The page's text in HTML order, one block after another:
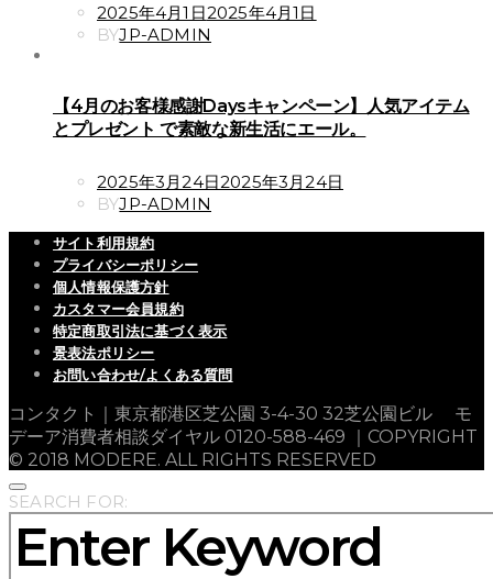
POSTED
ON
2025年4月1日2025年4月1日
BYJP-ADMIN
【4月のお客様感謝Daysキャンペーン】人気アイテム
とプレゼント で素敵な新生活にエール。
POSTED
ON
2025年3月24日2025年3月24日
BYJP-ADMIN
サイト利用規約
プライバシーポリシー
個人情報保護方針
カスタマー会員規約
特定商取引法に基づく表示
景表法ポリシー
お問い合わせ/よくある質問
コンタクト｜東京都港区芝公園 3-4-30 32芝公園ビル モ
デーア消費者相談ダイヤル 0120-588-469 ｜COPYRIGHT
© 2018 MODERE. ALL RIGHTS RESERVED
SEARCH FOR: